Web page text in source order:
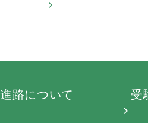
進路について 受